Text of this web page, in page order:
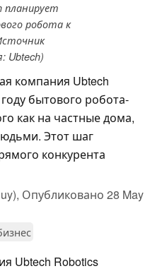
планирует
робота к
Ubtech)
компания Ubtech
бытового робота-
как на частные дома,
Этот шаг
конкурента
Опубликовано 28 May
Ubtech Robotics